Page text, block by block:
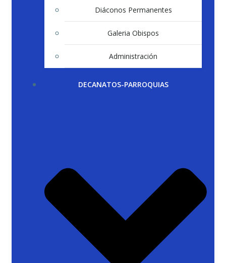
Diáconos Permanentes
Galeria Obispos
Administración
DECANATOS-PARROQUIAS